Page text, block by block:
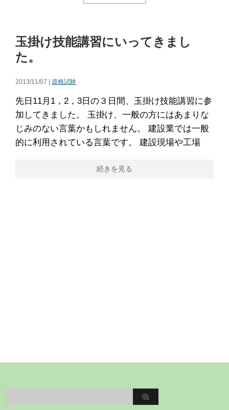
玉掛け技能講習にいってきまし
た。
2013/11/07 | 資格試験
先日11月1，2，3日の３日間、玉掛け技能講習に参
加してきました。 玉掛け、一般の方にはあまりな
じみのない言葉かもしれません。 建設業では一般
的に利用されている言葉です。 建設現場や工場
続きを見る